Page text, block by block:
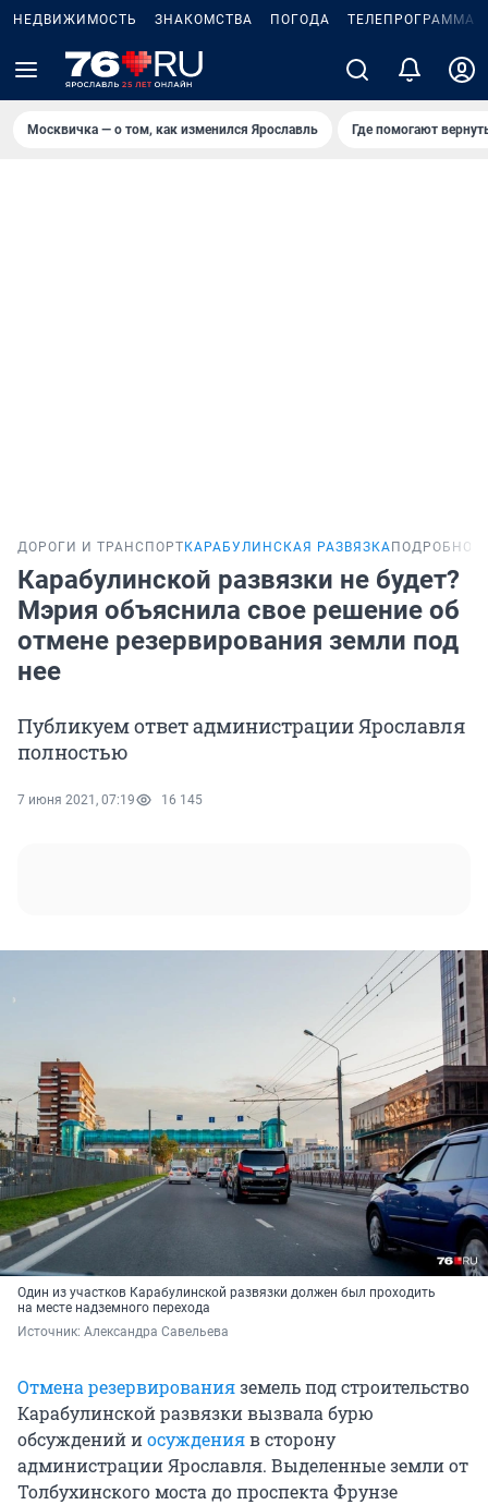
НЕДВИЖИМОСТЬ ЗНАКОМСТВА ПОГОДА ТЕЛЕПРОГРАММА
Москвичка — о том, как изменился Ярославль Где помогают
ДОРОГИ И ТРАНСПОРТ КАРАБУЛИНСКАЯ РАЗВЯЗКА
Карабулинской развязки не будет?
Мэрия объяснила свое решение об
отмене резервирования земли под
нее
Публикуем ответ администрации Ярославля
полностью
7 июня 2021, 07:19 16 145
Один из участков Карабулинской развязки должен был проходить
на месте надземного перехода
Источник: Александра Савельева
Отмена резервированияземель под строительство
Карабулинской развязки вызвала бурю
обсуждений иосужденияв сторону
администрации Ярославля. Выделенные земли от
Толбухинского моста до проспекта Фрунзе